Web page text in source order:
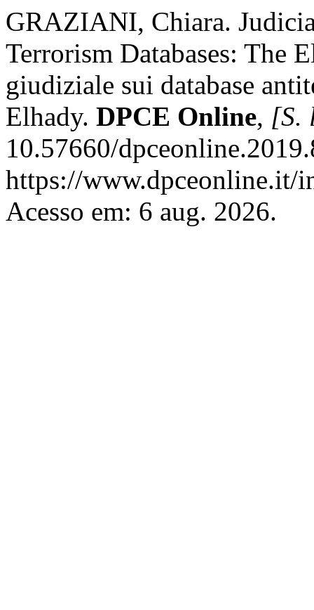
GRAZIANI, Chiara.
Terrorism Databases: The
giudiziale sui database
Elhady. DPCE Online, [S.
10.57660/
https://www.dpceonline.it/
Acesso em: 6 aug. 2026.